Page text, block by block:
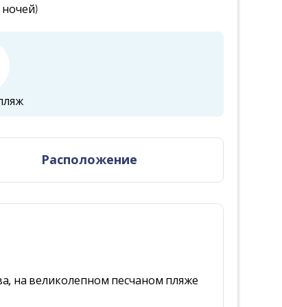
Расположение
на великолепном песчаном пляже